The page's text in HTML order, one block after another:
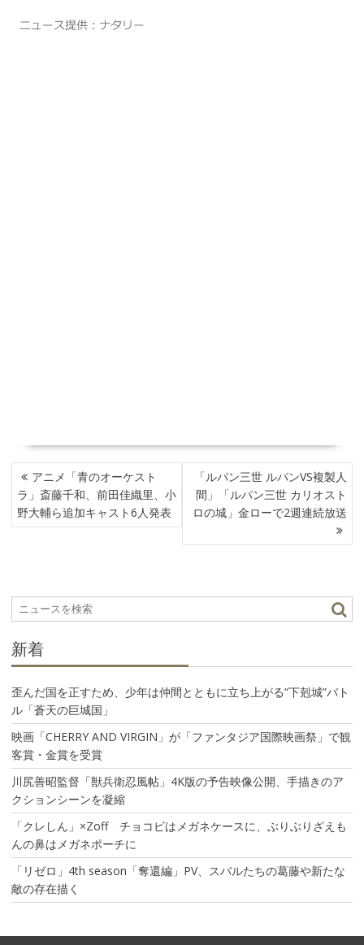
投
稿
ナ
ビ
ョ
ン
アニメ「青のオーケスト
ラ」斎藤千和、前田佳織里、小
野大輔ら追加キャスト6人発表
「ルパン三世 ルパンVS複製人
間」「ルパン三世 カリオスト
ロの城」金ローで2週連続放送
新着
歪んだ国を正すため、少年は仲間とともに立ち上がる“下剋城”バト
ル「蒼天の巨城国」
映画「CHERRY AND VIRGIN」が「ファンタジア国際映画祭」で観
客賞・金賞を受賞
川尻善昭監督「獣兵衛忍風帖」4K版の予告映像公開、手描きのア
クションシーンを凝縮
「クレしん」×Zoff チョコビはメガネケースに、ぶりぶりざえも
んの鼻はメガネポーチに
「リゼロ」4th season「奪還編」PV、スバルたちの葛藤や新たな
敵の存在描く